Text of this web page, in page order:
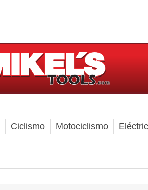
Ciclismo Motociclismo